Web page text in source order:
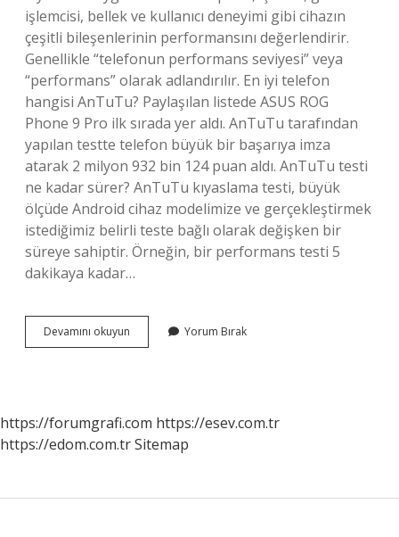
işlemcisi, bellek ve kullanıcı deneyimi gibi cihazın
çeşitli bileşenlerinin performansını değerlendirir.
Genellikle “telefonun performans seviyesi” veya
“performans” olarak adlandırılır. En iyi telefon
hangisi AnTuTu? Paylaşılan listede ASUS ROG
Phone 9 Pro ilk sırada yer aldı. AnTuTu tarafından
yapılan testte telefon büyük bir başarıya imza
atarak 2 milyon 932 bin 124 puan aldı. AnTuTu testi
ne kadar sürer? AnTuTu kıyaslama testi, büyük
ölçüde Android cihaz modelimize ve gerçekleştirmek
istediğimiz belirli teste bağlı olarak değişken bir
süreye sahiptir. Örneğin, bir performans testi 5
dakikaya kadar…
Devamını okuyun
Testi
Yorum Bırak
https://forumgrafi.com https://esev.com.tr
https://edom.com.trSitemap